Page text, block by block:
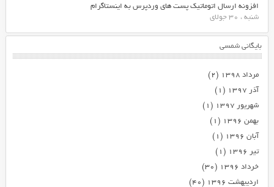
افزونه ارسال اتوماتیک پست های وردپرس به اینستاگرام
شنبه ، 30 جولای
بایگانی شمسی
مرداد ۱۳۹۸
(۲)
آذر ۱۳۹۷
(۱)
شهریور ۱۳۹۷
(۱)
بهمن ۱۳۹۶
(۱)
آبان ۱۳۹۶
(۱)
تیر ۱۳۹۶
(۱)
خرداد ۱۳۹۶
(۳۰)
اردیبهشت ۱۳۹۶
(۴۰)